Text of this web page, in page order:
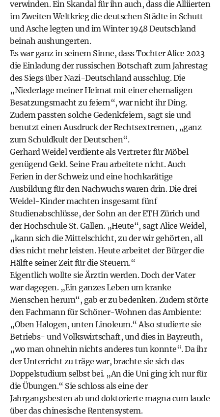
verwinden. Ein Skandal für ihn auch, dass die Alliierten
im Zweiten Weltkrieg die deutschen Städte in Schutt
und Asche legten und im Winter 1948 Deutschland
beinah aushungerten.
Es war ganz in seinem Sinne, dass Tochter Alice 2023
die Einladung der russischen Botschaft zum Jahrestag
des Siegs über Nazi-Deutschland ausschlug. Die
„Niederlage meiner Heimat mit einer ehemaligen
Besatzungsmacht zu feiern“, war nicht ihr Ding.
Zudem passten solche Gedenkfeiern, sagt sie und
benutzt einen Ausdruck der Rechtsextremen, „ganz
zum Schuldkult der Deutschen“.
Gerhard Weidel verdiente als Vertreter für Möbel
genügend Geld. Seine Frau arbeitete nicht. Auch
Ferien in der Schweiz und eine hochkarätige
Ausbildung für den Nachwuchs waren drin. Die drei
Weidel-Kinder machten insgesamt fünf
Studienabschlüsse, der Sohn an der ETH Zürich und
der Hochschule St. Gallen. „Heute“, sagt Alice Weidel,
„kann sich die Mittelschicht, zu der wir gehörten, all
dies nicht mehr leisten. Heute arbeitet der Bürger die
Hälfte seiner Zeit für die Steuern.“
Eigentlich wollte sie Ärztin werden. Doch der Vater
war dagegen. „Ein ganzes Leben um kranke
Menschen herum“, gab er zu bedenken. Zudem störte
den Fachmann für Schöner-Wohnen das Ambiente:
„Oben Halogen, unten Linoleum.“ Also studierte sie
Betriebs- und Volkswirtschaft, und dies in Bayreuth,
„wo man ohnehin nichts anderes tun konnte“. Da ihr
der Unterricht zu träge war, brachte sie sich das
Doppelstudium selbst bei. „An die Uni ging ich nur für
die Übungen.“ Sie schloss als eine der
Jahrgangsbesten ab und doktorierte magna cum laude
über das chinesische Rentensystem.